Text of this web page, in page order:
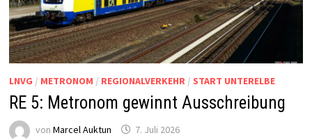
LNVG / METRONOM / REGIONALVERKEHR/ START UNTERELBE
RE 5: Metronom gewinnt Ausschreibung
von Marcel Auktun 7. Juli 2026